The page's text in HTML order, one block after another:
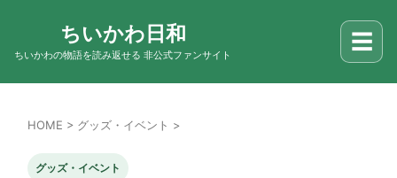
ちいかわ日和
ちいかわの物語を読み返せる 非公式ファンサイト ☰
HOME > グッズ・イベント >
グッズ・イベント